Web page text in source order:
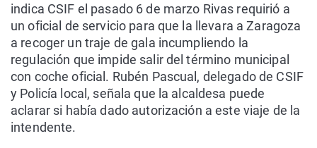
indica CSIF el pasado 6 de marzo Rivas requirió a
un oficial de servicio para que la llevara a Zaragoza
a recoger un traje de gala incumpliendo la
regulación que impide salir del término municipal
con coche oficial. Rubén Pascual, delegado de CSIF
y Policía local, señala que la alcaldesa puede
aclarar si había dado autorización a este viaje de la
intendente.